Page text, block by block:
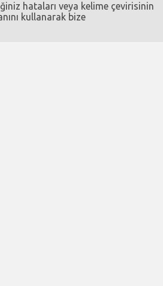
hataları veya kelime çevirisinin
kullanarak bize